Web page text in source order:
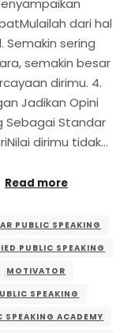
dari hal
Semakin sering
semakin besar
dirimu. 4.
Jadikan Opini
Sebagai Standar
dirimu tidak…
Read more
PUBLIC SPEAKING
PUBLIC SPEAKING
MOTIVATOR
SPEAKING
SPEAKING ACADEMY